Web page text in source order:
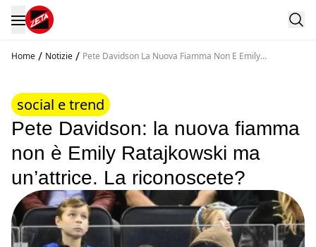
Home / Notizie / Pete Davidson La Nuova Fiamma Non E Emily
social e trend
Pete Davidson: la nuova fiamma
non è Emily Ratajkowski ma
un’attrice. La riconoscete?